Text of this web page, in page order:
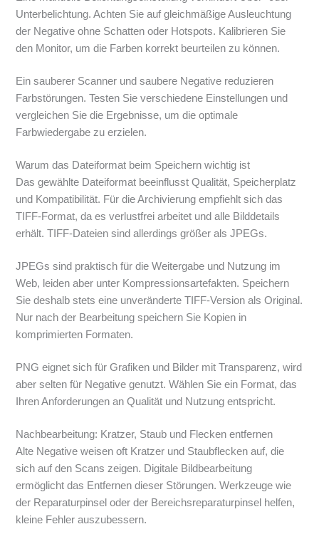
Unterbelichtung. Achten Sie auf gleichmäßige Ausleuchtung
der Negative ohne Schatten oder Hotspots. Kalibrieren Sie
den Monitor, um die Farben korrekt beurteilen zu können.
Ein sauberer Scanner und saubere Negative reduzieren
Farbstörungen. Testen Sie verschiedene Einstellungen und
vergleichen Sie die Ergebnisse, um die optimale
Farbwiedergabe zu erzielen.
Warum das Dateiformat beim Speichern wichtig ist
Das gewählte Dateiformat beeinflusst Qualität, Speicherplatz
und Kompatibilität. Für die Archivierung empfiehlt sich das
TIFF-Format, da es verlustfrei arbeitet und alle Bilddetails
erhält. TIFF-Dateien sind allerdings größer als JPEGs.
JPEGs sind praktisch für die Weitergabe und Nutzung im
Web, leiden aber unter Kompressionsartefakten. Speichern
Sie deshalb stets eine unveränderte TIFF-Version als Original.
Nur nach der Bearbeitung speichern Sie Kopien in
komprimierten Formaten.
PNG eignet sich für Grafiken und Bilder mit Transparenz, wird
aber selten für Negative genutzt. Wählen Sie ein Format, das
Ihren Anforderungen an Qualität und Nutzung entspricht.
Nachbearbeitung: Kratzer, Staub und Flecken entfernen
Alte Negative weisen oft Kratzer und Staubflecken auf, die
sich auf den Scans zeigen. Digitale Bildbearbeitung
ermöglicht das Entfernen dieser Störungen. Werkzeuge wie
der Reparaturpinsel oder der Bereichsreparaturpinsel helfen,
kleine Fehler auszubessern.